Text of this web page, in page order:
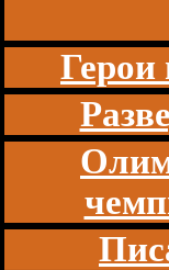
Герои